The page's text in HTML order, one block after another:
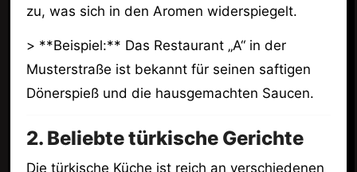
zu, was sich in den Aromen widerspiegelt.
> **Beispiel:** Das Restaurant „A“ in der
Musterstraße ist bekannt für seinen saftigen
Dönerspieß und die hausgemachten Saucen.
2. Beliebte türkische Gerichte
Die türkische Küche ist reich an verschiedenen